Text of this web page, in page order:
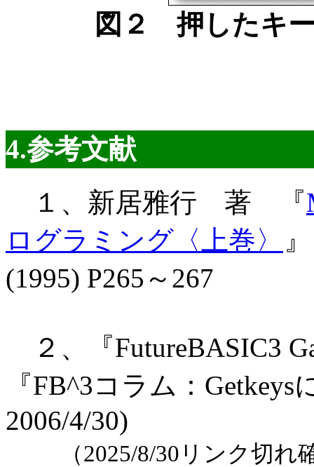
図２ 押したキ
4.参考文献
１、新居雅行 著 『
ログラミング〈上巻〉
(1995) P265～267
２、『FutureBASIC3
『FB^3コラム：
2006/4/30)
（2025/8/30リンク切れ